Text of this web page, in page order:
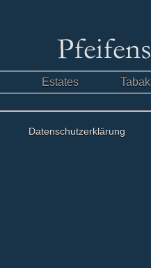
Estates Tabak
Datenschutzerklärung